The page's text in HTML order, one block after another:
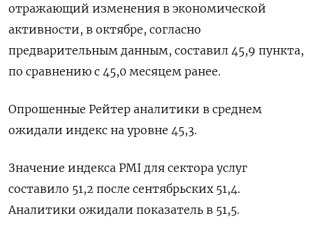
отражающий изменения в экономической
активности, в октябре, согласно
предварительным данным, составил 45,9 пункта,
по сравнению с 45,0 месяцем ранее.
Опрошенные Рейтер аналитики в среднем
ожидали индекс на уровне 45,3.
Значение индекса PMI для сектора услуг
составило 51,2 после сентябрьских 51,4.
Аналитики ожидали показатель в 51,5.